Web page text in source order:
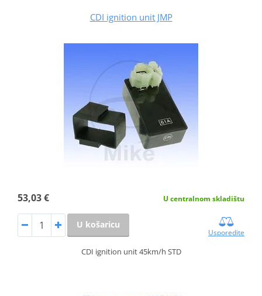
CDI ignition unit JMP
53,03 € U centralnom skladištu
U košaricu
Usporedite
CDI ignition unit 45km/h STD